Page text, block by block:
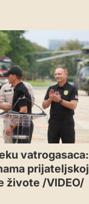
vatrogasaca:
prijateljskoj
živote /VIDEO/